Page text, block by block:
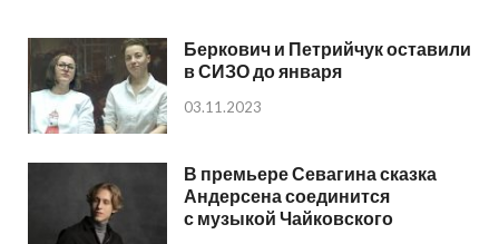
Беркович и Петрийчук оставили
в СИЗО до января
03.11.2023
В премьере Севагина сказка
Андерсена соединится
с музыкой Чайковского